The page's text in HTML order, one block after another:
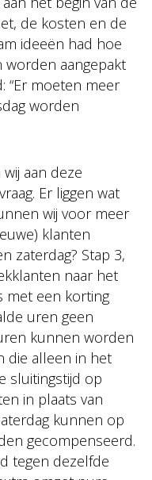
de kosten en de
ideeën had hoe
aangepakt
“Er moeten meer
worden
aan deze
Er liggen wat
wij voor meer
klanten
zaterdag? Stap 3,
naar het
met een korting
uren geen
kunnen worden
die alleen in het
sluitingstijd op
in plaats van
kunnen op
gecompenseerd.
tegen dezelfde